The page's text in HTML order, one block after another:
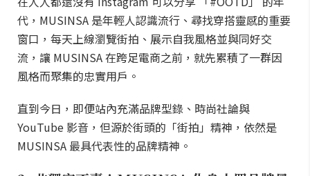
代，MUSINSA 是年輕人認識流行、尋找穿搭靈感的重要
窗口，每天上線瀏覽街拍、展示自我風格並與同好交
流，讓 MUSINSA 在跨足電商之前，就先累積了一群因
風格而聚集的忠實用戶。
直到今日，即便站內充滿品牌型錄、時尚社論與
YouTube 影音，但源於街頭的「街拍」精神，依然是
MUSINSA 最具代表性的品牌精神。